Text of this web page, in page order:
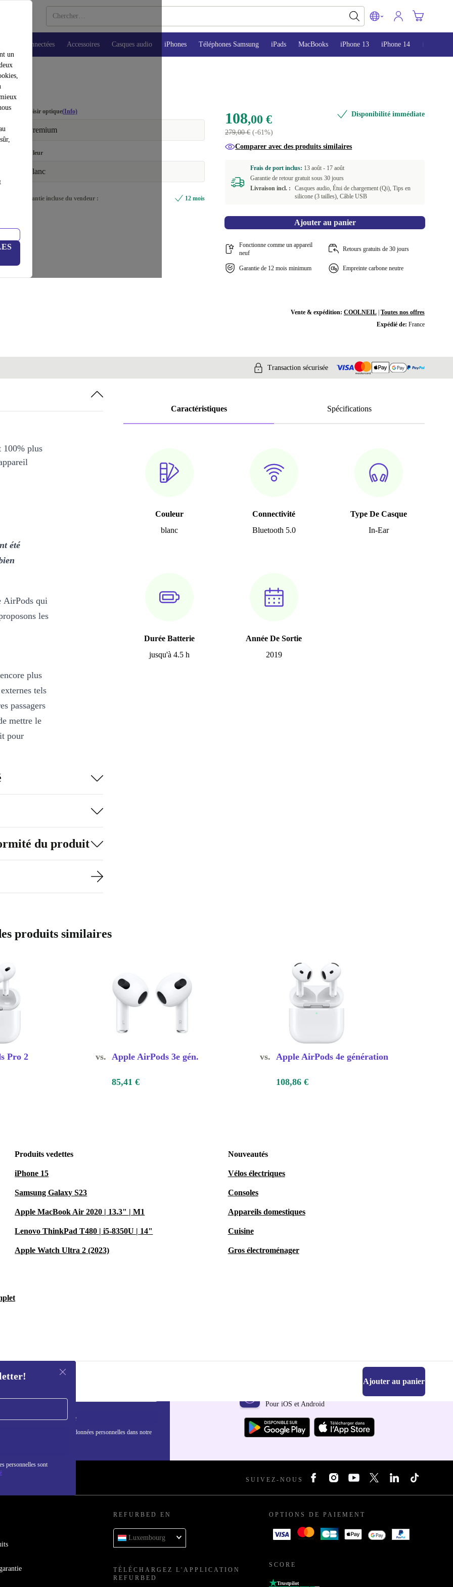
un
Montres connectées Accessoires Casques audio iPhones Téléphones Samsung iPads MacBooks iPhone 13 iPhone 14 iPhone 15
Choisir optique(Info)
Premium
Couleur
blanc
Garantie incluse du vendeur : 12 mois
108,00 €
279,00 €(-61%)
Disponibilité immédiate
Comparer avec des produits similaires
Frais de port inclus: 13 août - 17 août
Garantie de retour gratuit sous 30 jours
Livraison incl. :
Casques audio, Étui de chargement (Qi), Tips en
silicone (3 tailles), Câble USB
Ajouter au panier
Fonctionne comme un appareil
neuf
Retours gratuits de 30 jours
Garantie de 12 mois minimum Empreinte carbone neutre
Vente & expédition: COOLNEIL| Toutes nos offres
Expédié de: France
Transaction sécurisée
Caractéristiques Spécifications
Couleur
blanc
Connectivité
Bluetooth 5.0
Type De Casque
In-Ear
Durée Batterie
jusqu'à 4.5 h
Année De Sortie
2019
100% plus
été
AirPods qui
les
plus
tels
passagers
mettre le
pour
de vous,
il vous
ne pas
ou
activer
s’ajuste
aussi de
protégés par
de
30,
du produit
produits similaires
Pro 2 vs. Apple AirPods 3e gén. vs. Apple AirPods 4e génération
85,41 € 108,86 €
Produits vedettes
iPhone 15
Samsung Galaxy S23
Apple MacBook Air 2020 | 13.3" | M1
Lenovo ThinkPad T480 | i5-8350U | 14"
Apple Watch Ultra 2 (2023)
Nouveautés
Vélos électriques
Consoles
Appareils domestiques
Cuisine
Gros électroménager
Ajouter au panier
personnelles sont
S'inscrire
sur l'utilisation des données personnelles dans notre
Téléchargez l'application refurbed
Pour iOS et Android
SUIVEZ-NOUS
REFURBED EN
Luxembourg
TÉLÉCHARGEZ L'APPLICATION
REFURBED
OPTIONS DE PAIEMENT
SCORE
Trustpilot